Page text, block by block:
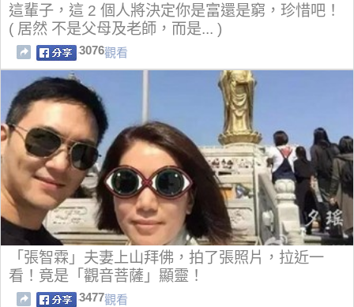
這輩子，這 2 個人將決定你是富還是窮，珍惜吧！
( 居然 不是父母及老師，而是... )
3076觀看
「張智霖」夫妻上山拜佛，拍了張照片，拉近一
看！竟是「觀音菩薩」顯靈！
3477觀看